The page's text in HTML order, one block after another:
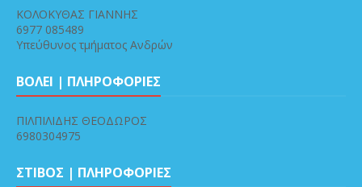
ΚΟΛΟΚΥΘΑΣ ΓΙΑΝΝΗΣ
6977 085489
Υπεύθυνος τμήματος Ανδρών
ΒΟΛΕΙ | ΠΛΗΡΟΦΟΡΙΕΣ
ΠΙΛΠΙΛΙΔΗΣ ΘΕΟΔΩΡΟΣ
6980304975
ΣΤΙΒΟΣ | ΠΛΗΡΟΦΟΡΙΕΣ